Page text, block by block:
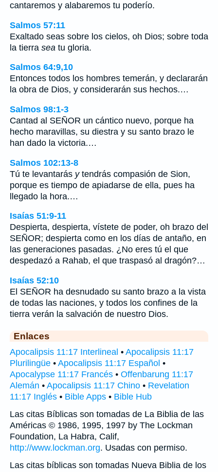
cantaremos y alabaremos tu poderío.
Salmos 57:11
Exaltado seas sobre los cielos, oh Dios; sobre toda
la tierra sea tu gloria.
Salmos 64:9,10
Entonces todos los hombres temerán, y declararán
la obra de Dios, y considerarán sus hechos.…
Salmos 98:1-3
Cantad al SEÑOR un cántico nuevo, porque ha
hecho maravillas, su diestra y su santo brazo le
han dado la victoria.…
Salmos 102:13-8
Tú te levantarás ytendrás compasión de Sion,
porque es tiempo de apiadarse de ella, pues ha
llegado la hora.…
Isaías 51:9-11
Despierta, despierta, vístete de poder, oh brazo del
SEÑOR; despierta como en los días de antaño, en
las generaciones pasadas. ¿No eres tú el que
despedazó a Rahab, el que traspasó al dragón?…
Isaías 52:10
El SEÑOR ha desnudado su santo brazo a la vista
de todas las naciones, y todos los confines de la
tierra verán la salvación de nuestro Dios.
Enlaces
Apocalipsis 11:17 Interlineal • Apocalipsis 11:17
Plurilingüe • Apocalipsis 11:17 Español •
Apocalypse 11:17 Francés • Offenbarung 11:17
Alemán • Apocalipsis 11:17 Chino • Revelation
11:17 Inglés • Bible Apps • Bible Hub
Las citas Bíblicas son tomadas de La Biblia de las
Américas © 1986, 1995, 1997 by The Lockman
Foundation, La Habra, Calif,
http://www.lockman.org. Usadas con permiso.
Las citas bíblicas son tomadas Nueva Biblia de los